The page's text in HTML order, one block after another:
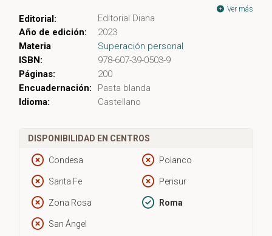
tiempo. Pero en la actualidad —en una sociedad apresurada,
digital y constantemente conectada— nos sentimos
presionados a ir en pos de la eterna búsqueda de la felicidad.
El libro realiza una revisión divulgativa de la historia (la
ansiedad, etc., en el pasado) y del origen y del propósito de
los sentimientos; profundiza en los trastornos más
comunes (ansiedad, pánico, depresión…); en cómo mejorar
la búsqueda de la felicidad, qué nos hace realmente felices,
etc.
Se trata, pues, de un libro que aporta una imagen general
sobre el tema para ayudarnos a comprenderlo y, por ende, a
encontrar el equilibrio. También se aportan
manejar la ansiedad o la depresión.
Ver más
Editorial:
Editorial Diana
Año de edición:
2023
Materia
Superación personal
ISBN:
978-607-39-0503-9
Páginas:
200
Encuadernación:
Pasta blanda
Idioma:
Castellano
DISPONIBILIDAD EN CENTROS
Condesa Polanco
Santa Fe Perisur
Zona Rosa Roma
San Ángel